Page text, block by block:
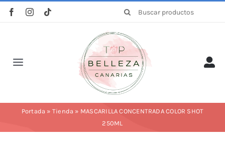
Saltar
Buscar:
Toggle
Portada » Tienda » MASCARILLA CONCENTRADA COLOR SHOT
250ML